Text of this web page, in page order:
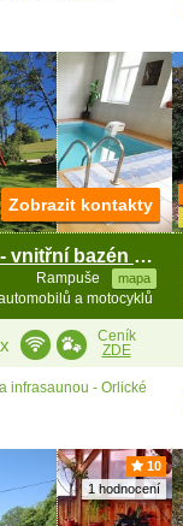
Chalupa Orlické hory - vnitřní bazén - Zdobnice
Rampuše mapa
a motocyklů
Zobrazit kontakty
Ceník
ZDE
infrasaunou - Orlické
10
1 hodnocení